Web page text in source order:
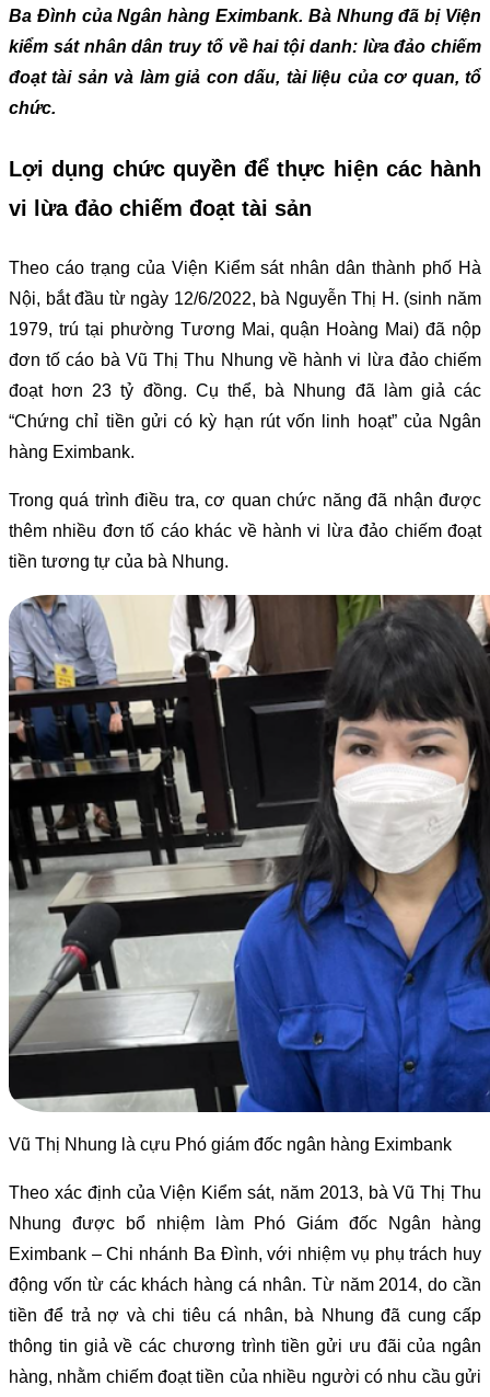
Ba Đình của Ngân hàng Eximbank. Bà Nhung đã bị Viện
kiểm sát nhân dân truy tố về hai tội danh: lừa đảo chiếm
đoạt tài sản và làm giả con dấu, tài liệu của cơ quan, tổ
chức.
Lợi dụng chức quyền để thực hiện các hành
vi lừa đảo chiếm đoạt tài sản
Theo cáo trạng của Viện Kiểm sát nhân dân thành phố Hà
Nội, bắt đầu từ ngày 12/6/2022, bà Nguyễn Thị H. (sinh năm
1979, trú tại phường Tương Mai, quận Hoàng Mai) đã nộp
đơn tố cáo bà Vũ Thị Thu Nhung về hành vi lừa đảo chiếm
đoạt hơn 23 tỷ đồng. Cụ thể, bà Nhung đã làm giả các
“Chứng chỉ tiền gửi có kỳ hạn rút vốn linh hoạt” của Ngân
hàng Eximbank.
Trong quá trình điều tra, cơ quan chức năng đã nhận được
thêm nhiều đơn tố cáo khác về hành vi lừa đảo chiếm đoạt
tiền tương tự của bà Nhung.
Vũ Thị Nhung là cựu Phó giám đốc ngân hàng Eximbank
Theo xác định của Viện Kiểm sát, năm 2013, bà Vũ Thị Thu
Nhung được bổ nhiệm làm Phó Giám đốc Ngân hàng
Eximbank – Chi nhánh Ba Đình, với nhiệm vụ phụ trách huy
động vốn từ các khách hàng cá nhân. Từ năm 2014, do cần
tiền để trả nợ và chi tiêu cá nhân, bà Nhung đã cung cấp
thông tin giả về các chương trình tiền gửi ưu đãi của ngân
hàng, nhằm chiếm đoạt tiền của nhiều người có nhu cầu gửi